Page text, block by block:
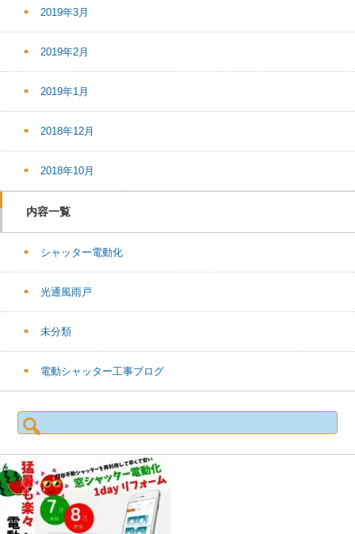
2019年3月
2019年2月
2019年1月
2018年12月
2018年10月
内容一覧
シャッター電動化
光通風雨戸
未分類
電動シャッター工事ブログ
検
索: